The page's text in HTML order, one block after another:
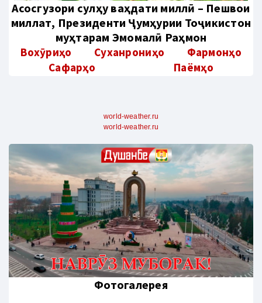
Aсосгузори сулҳу ваҳдати миллӣ – Пешвои
миллат, Президенти Ҷумҳурии Тоҷикистон
муҳтарам Эмомалӣ Раҳмон
Вохӯриҳо Суханрониҳо
Фармонҳо
Сафарҳо
Паёмҳо
world-weather.ru
world-weather.ru
Фотогалерея